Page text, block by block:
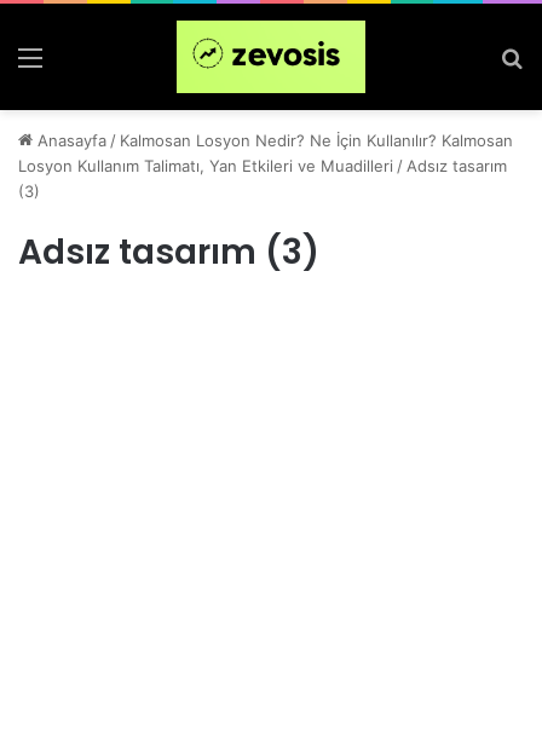
Menü
Anasayfa / Kalmosan Losyon Nedir? Ne İçin Kullanılır? Kalmosan
Losyon Kullanım Talimatı, Yan Etkileri ve Muadilleri / Adsız tasarım
(3)
Adsız tasarım (3)